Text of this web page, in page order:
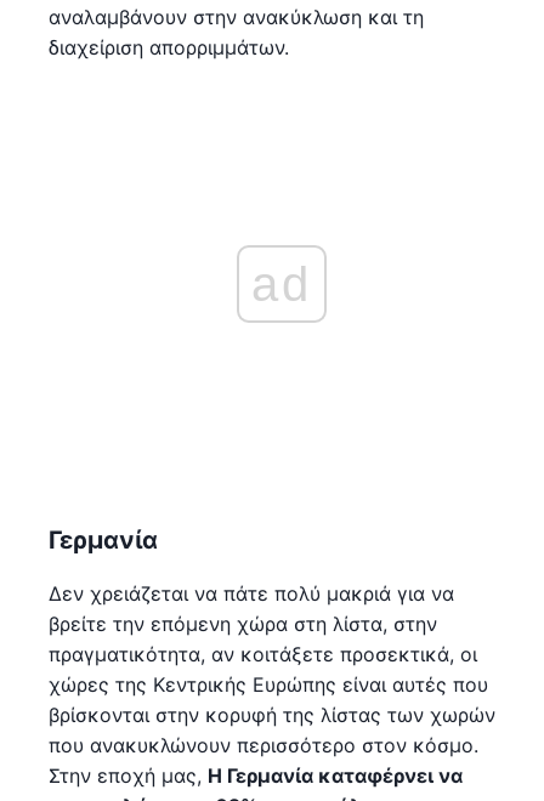
αναλαμβάνουν στην ανακύκλωση και τη
διαχείριση απορριμμάτων.
ad
Γερμανία
Δεν χρειάζεται να πάτε πολύ μακριά για να
βρείτε την επόμενη χώρα στη λίστα, στην
πραγματικότητα, αν κοιτάξετε προσεκτικά, οι
χώρες της Κεντρικής Ευρώπης είναι αυτές που
βρίσκονται στην κορυφή της λίστας των χωρών
που ανακυκλώνουν περισσότερο στον κόσμο.
Στην εποχή μας, Η Γερμανία καταφέρνει να